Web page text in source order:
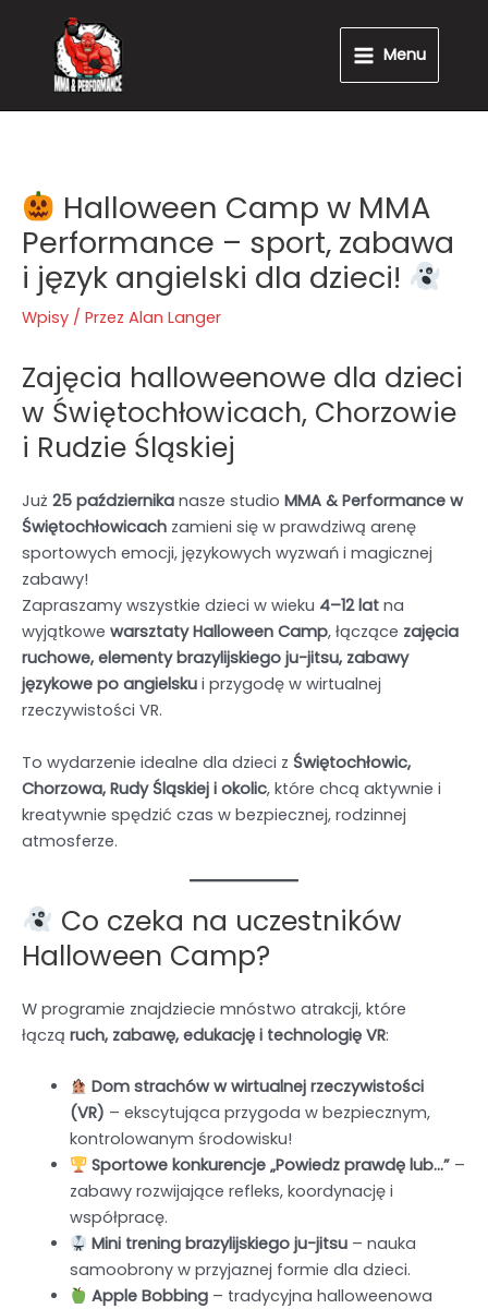
Main
Menu
Menu
Halloween Camp w MMA
Performance – sport, zabawa
i język angielski dla dzieci!
Wpisy / Przez Alan Langer
Zajęcia halloweenowe dla dzieci
w Świętochłowicach, Chorzowie
i Rudzie Śląskiej
Już 25 października nasze studio MMA & Performance w
Świętochłowicach zamieni się w prawdziwą arenę
sportowych emocji, językowych wyzwań i magicznej
zabawy!
Zapraszamy wszystkie dzieci w wieku 4–12 lat na
wyjątkowe warsztaty Halloween Camp, łączące zajęcia
ruchowe, elementy brazylijskiego ju-jitsu, zabawy
językowe po angielsku i przygodę w wirtualnej
rzeczywistości VR.
To wydarzenie idealne dla dzieci z Świętochłowic,
Chorzowa, Rudy Śląskiej i okolic, które chcą aktywnie i
kreatywnie spędzić czas w bezpiecznej, rodzinnej
atmosferze.
Co czeka na uczestników
Halloween Camp?
W programie znajdziecie mnóstwo atrakcji, które
łączą ruch, zabawę, edukację i technologię VR:
Dom strachów w wirtualnej rzeczywistości
(VR) – ekscytująca przygoda w bezpiecznym,
kontrolowanym środowisku!
Sportowe konkurencje „Powiedz prawdę lub…” –
zabawy rozwijające refleks, koordynację i
współpracę.
Mini trening brazylijskiego ju-jitsu – nauka
samoobrony w przyjaznej formie dla dzieci.
Apple Bobbing – tradycyjna halloweenowa